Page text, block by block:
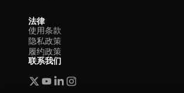
法律
使用条款
隐私政策
履约政策
联系我们